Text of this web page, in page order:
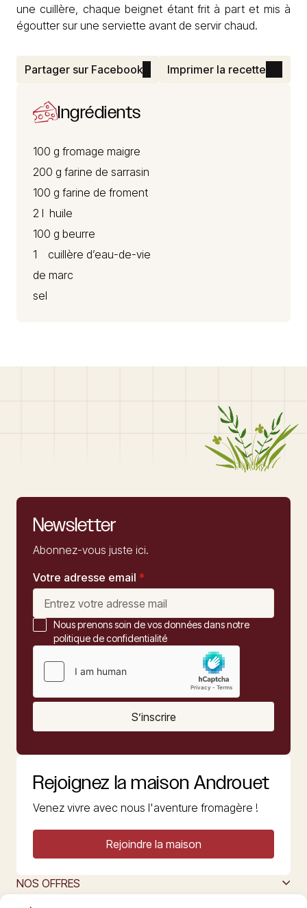
une cuillère, chaque beignet étant frit à part et mis à
égoutter sur une serviette avant de servir chaud.
Partager sur Facebook Imprimer la recette
Ingrédients
100 g fromage maigre
200 g farine de sarrasin
100 g farine de froment
2 l huile
100 g beurre
1 cuillère d’eau-de-vie
de marc
sel
Newsletter
Abonnez-vous juste ici.
Votre adresse email *
Nous prenons soin de vos données dans notre
politique de confidentialité
S’inscrire
Rejoignez la maison Androuet
Venez vivre avec nous l'aventure fromagère !
Rejoindre la maison
NOS OFFRES